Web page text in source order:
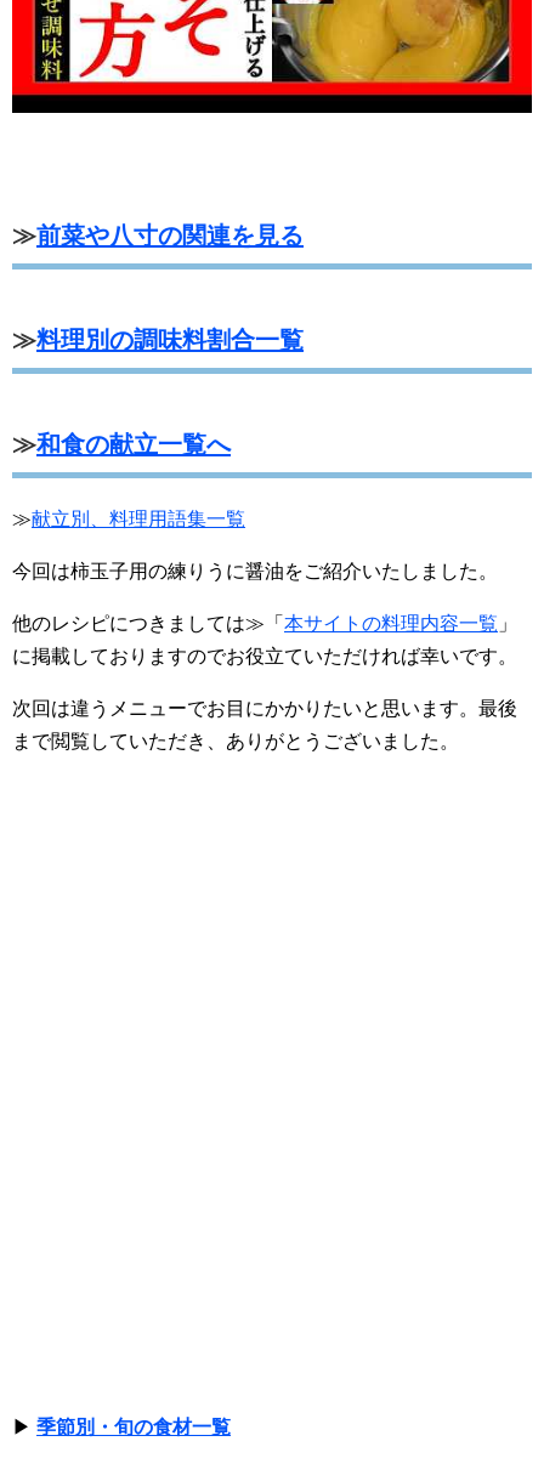
≫前菜や八寸の関連を見る
≫料理別の調味料割合一覧
≫和食の献立一覧へ
≫献立別、料理用語集一覧
今回は柿玉子用の練りうに醤油をご紹介いたしました。
他のレシピにつきましては≫「 本サイトの料理内容一覧 」
に掲載しておりますのでお役立ていただければ幸いです。
次回は違うメニューでお目にかかりたいと思います。最後
まで閲覧していただき、ありがとうございました。
▶ 季節別・旬の食材一覧